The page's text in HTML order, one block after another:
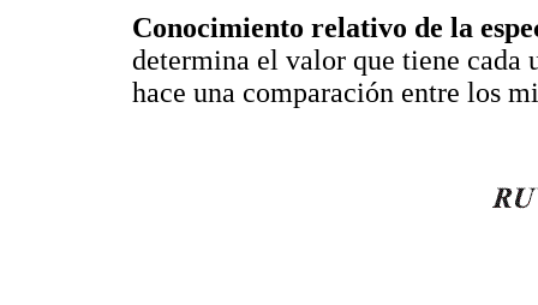
Conocimiento relativo de la
determina el valor que tiene cada
hace una comparación entre los